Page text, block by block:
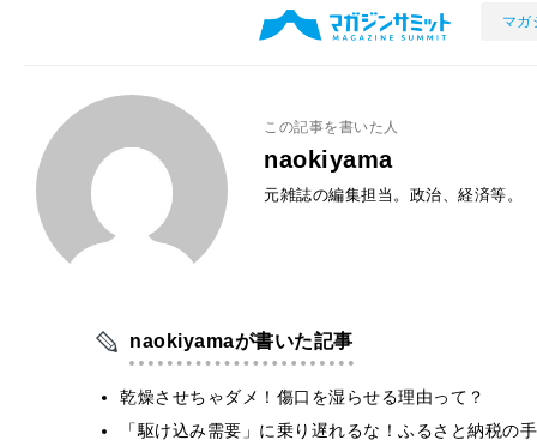
マガ
この記事を書いた人
naokiyama
元雑誌の編集担当。政治、経済等。
naokiyamaが書いた記事
乾燥させちゃダメ！傷口を湿らせる理由って？
「駆け込み需要」に乗り遅れるな！ふるさと納税の